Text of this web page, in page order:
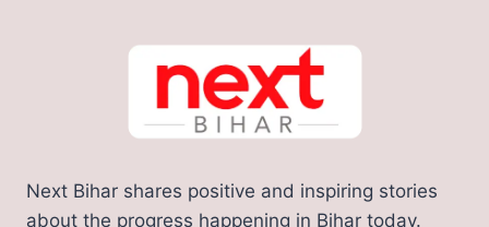
Next Bihar shares positive and inspiring stories
about the progress happening in Bihar today.